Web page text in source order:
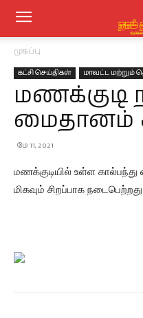
முகப்பு
கட்சி செய்திகள் மாவட்ட மற்றும்
மணக்குடி
மைதானம்
மே 11, 2021
மணக்குடியில் உள்ள
மிகவும் சிறப்பாக